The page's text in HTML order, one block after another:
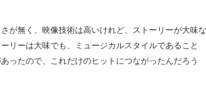
が無く、映像技術は高いけれど、ストーリーが大味な
リーは大味でも、ミュージカルスタイルであること
ったので、これだけのヒットにつながったんだろう